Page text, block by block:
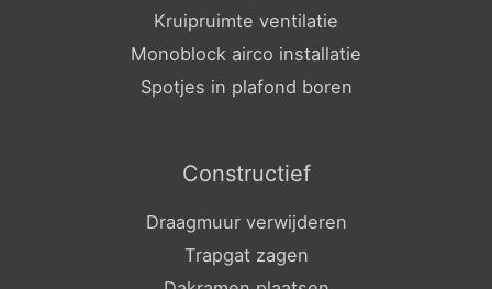
Kruipruimte ventilatie
Monoblock airco installatie
Spotjes in plafond boren
Constructief
Draagmuur verwijderen
Trapgat zagen